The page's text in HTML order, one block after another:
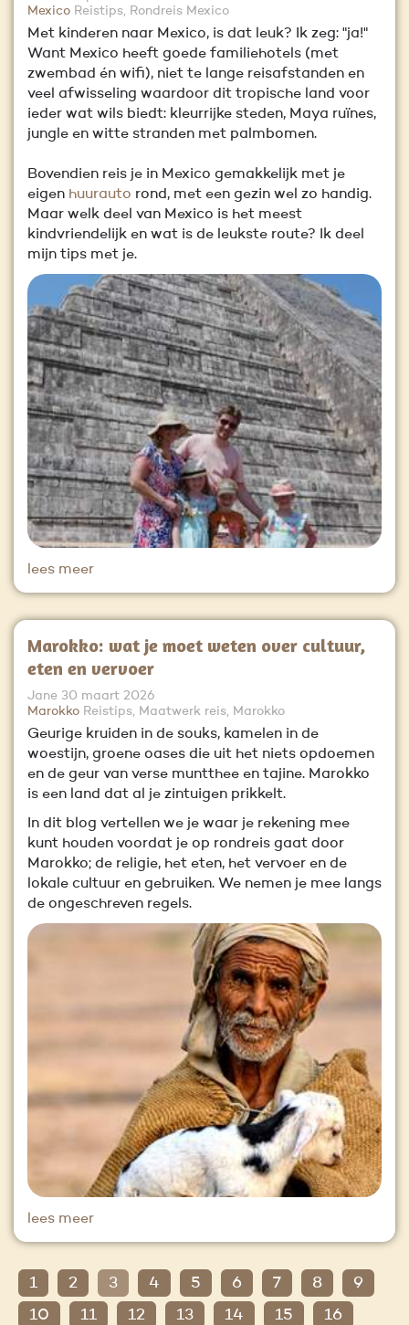
Mexico Reistips, Rondreis Mexico
Met kinderen naar Mexico, is dat leuk? Ik zeg: "ja!"
Want Mexico heeft goede familiehotels (met
zwembad én wifi), niet te lange reisafstanden en
veel afwisseling waardoor dit tropische land voor
ieder wat wils biedt: kleurrijke steden, Maya ruïnes,
jungle en witte stranden met palmbomen.
Bovendien reis je in Mexico gemakkelijk met je
eigen huurauto rond, met een gezin wel zo handig.
Maar welk deel van Mexico is het meest
kindvriendelijk en wat is de leukste route? Ik deel
mijn tips met je.
lees meer
Marokko: wat je moet weten over cultuur,
eten en vervoer
Jane 30 maart 2026
Marokko Reistips, Maatwerk reis, Marokko
Geurige kruiden in de souks, kamelen in de
woestijn, groene oases die uit het niets opdoemen
en de geur van verse muntthee en tajine. Marokko
is een land dat al je zintuigen prikkelt.
In dit blog vertellen we je waar je rekening mee
kunt houden voordat je op rondreis gaat door
Marokko; de religie, het eten, het vervoer en de
lokale cultuur en gebruiken. We nemen je mee langs
de ongeschreven regels.
lees meer
1 2 3 4 5 6 7 8
9
10
11 12 13 14 15
16